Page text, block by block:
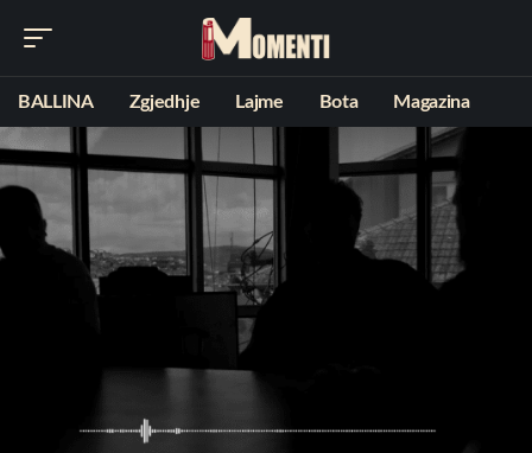
BALLINA Zgjedhje Lajme Bota Magazina